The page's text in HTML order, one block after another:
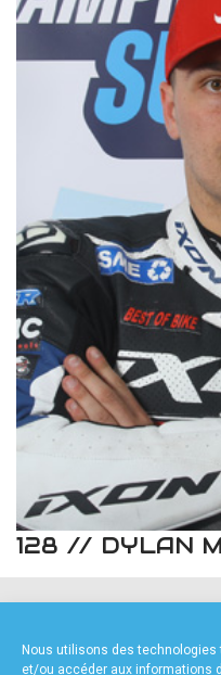
Nous utilisons des
et/ou accéder aux informations
PARTENAIRES
PRESSE
PRESSE
accéder à la
128 // DYLAN